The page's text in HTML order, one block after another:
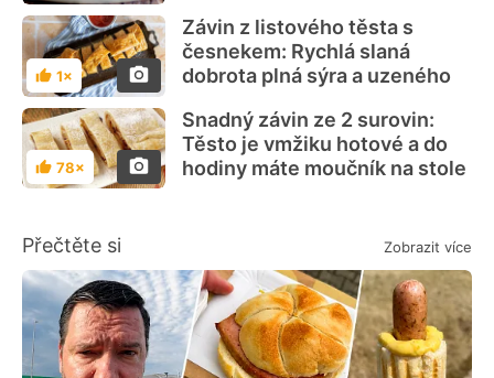
Hodnocení
1×
Závin z listového těsta s
česnekem: Rychlá slaná
dobrota plná sýra a uzeného
Hodnocení
78×
Snadný závin ze 2 surovin:
Těsto je vmžiku hotové a do
hodiny máte moučník na stole
Přečtěte si Zobrazit více